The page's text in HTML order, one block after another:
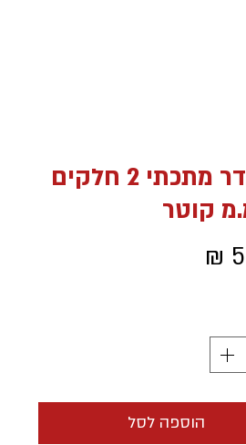
גריינדר מתכתי 2 חלקים
הוספה לסל